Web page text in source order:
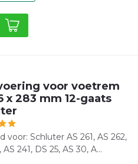
voor voetrem
x 283 mm 12-gaats
voor: Schluter AS 261, AS 262,
241, DS 25, AS 30, A...